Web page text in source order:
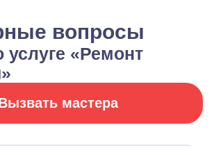
вопросы
услуге «Ремонт
мастера